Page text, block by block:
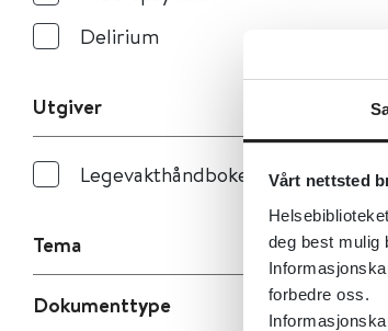
Vårt nettsted
deg best mulig
forbedre oss.
Delirium
Utgiver
Legevakthåndboken
Tema
Dokumenttype